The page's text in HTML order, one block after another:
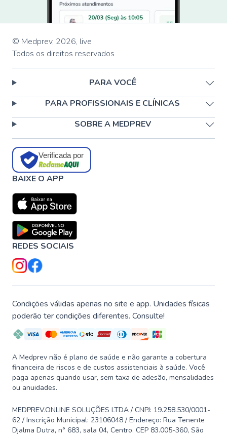
© Medprev, 2026, live
Todos os direitos reservados
PARA VOCÊ
PARA PROFISSIONAIS E CLÍNICAS
SOBRE A MEDPREV
Verificada por
BAIXE O APP
REDES SOCIAIS
Condições válidas apenas no site e app. Unidades físicas
poderão ter condições diferentes. Consulte!
A Medprev não é plano de saúde e não garante a cobertura
financeira de riscos e de custos assistenciais à saúde. Você
paga apenas quando usar, sem taxa de adesão, mensalidades
ou anuidades.
MEDPREV.ONLINE SOLUÇÕES LTDA / CNPJ: 19.258.530/0001-
62 / Inscrição Municipal: 23106048 / Endereço: Rua Tenente
Djalma Dutra, n° 683, sala 04, Centro, CEP 83.005-360, São